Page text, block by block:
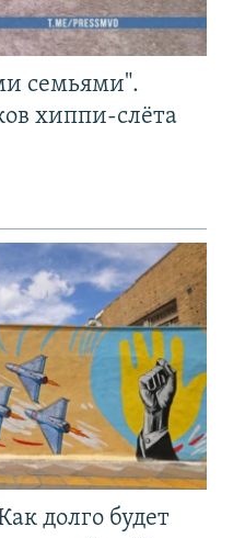
семьями".
хиппи-слёта
долго будет